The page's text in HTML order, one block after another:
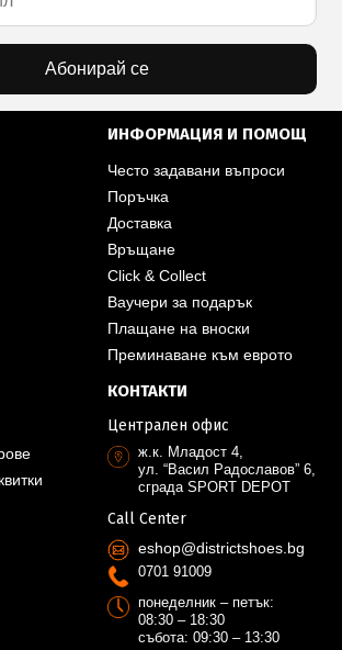
Абонирай се
ИНФОРМАЦИЯ И ПОМОЩ
Често задавани въпроси
Поръчка
Доставка
Връщане
Click & Collect
Ваучери за подарък
Плащане на вноски
Преминаване към еврото
КОНТАКТИ
Централен офис
ж.к. Младост 4,
ул. “Васил Радославов” 6,
сграда SPORT DEPOT
Call Center
eshop@districtshoes.bg
0701 91009
понеделник – петък:
08:30 – 18:30
събота: 09:30 – 13:30